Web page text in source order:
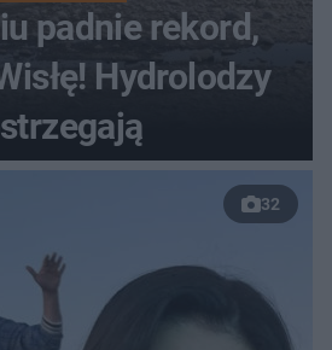
padnie rekord,
Hydrolodzy
32